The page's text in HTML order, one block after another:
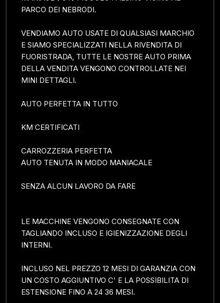
PARCO DEI NEBRODI.
VENDIAMO AUTO USATE DI QUALSIASI MARCHIO
E SIAMO SPECIALIZZATI NELLA RIVENDITA DI
FUORISTRADA, TUTTE LE NOSTRE AUTO PRIMA
DELLA VENDITA VENGONO CONTROLLATE NEI
MINI DETTAGLI.
AUTO PERFETTA IN TUTTO
KM CERTIFICATI
CARROZZERIA PERFETTA
AUTO TENUTA IN MODO MANIACALE
SENZA ALCUN LAVORO DA FARE
LE MACCHINE VENGONO CONSEGNATE CON
TAGLIANDO INCLUSO E IGIENIZZAZIONE DEGLI
INTERNI.
INCLUSO NEL PREZZO 12 MESI DI GARANZIA CON
UN COSTO AGGIUNTIVO C' E LA POSSIBILITA DI
ESTENSIONE FINO A 24 36 MESI.